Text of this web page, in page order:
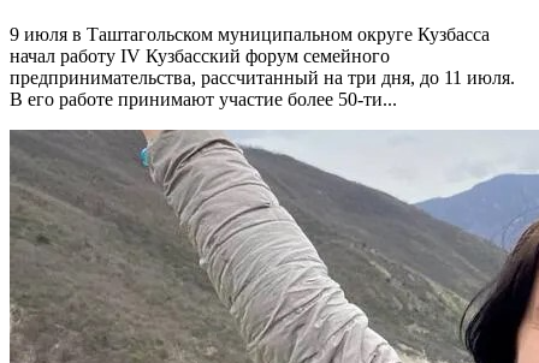
9 июля в Таштагольском муниципальном округе Кузбасса
начал работу IV Кузбасский форум семейного
предпринимательства, рассчитанный на три дня, до 11 июля.
В его работе принимают участие более 50-ти...